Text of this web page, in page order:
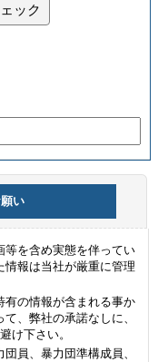
ック
い
等を含め実態を伴ってい
情報は当社が厳重に管理
有の情報が含まれる事か
て、弊社の承諾なしに、
け下さい。
員、暴力団準構成員、